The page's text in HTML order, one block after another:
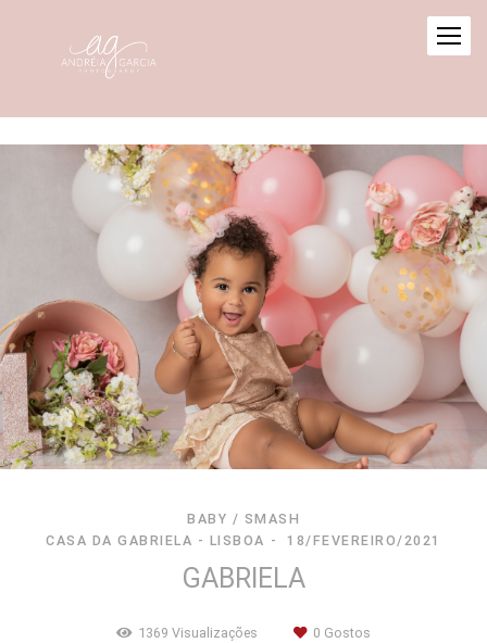
BABY / SMASH
CASA DA GABRIELA - LISBOA
18/FEVEREIRO/2021
GABRIELA
1369 Visualizações 0 Gostos